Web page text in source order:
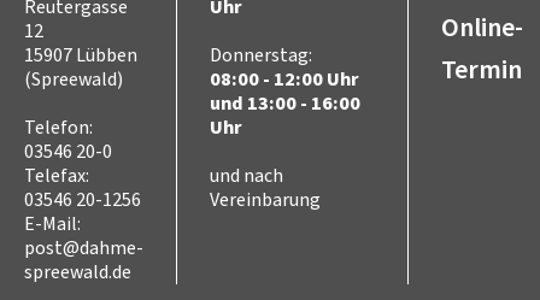
Bauen und Wohnen
Breitbandausbau
Asyl, Migration und
Aufnahme und Wohnen
Ausbildung und Arbeit
Reutergasse
12
15907 Lübben
(Spreewald)
Telefon:
03546 20-0
Telefax:
03546 20-1256
E-Mail:
post@dahme-
spreewald.de
Uhr
Donnerstag:
08:00 - 12:00 Uhr
und 13:00 - 16:00
Uhr
und nach
Vereinbarung
Online-
Termin